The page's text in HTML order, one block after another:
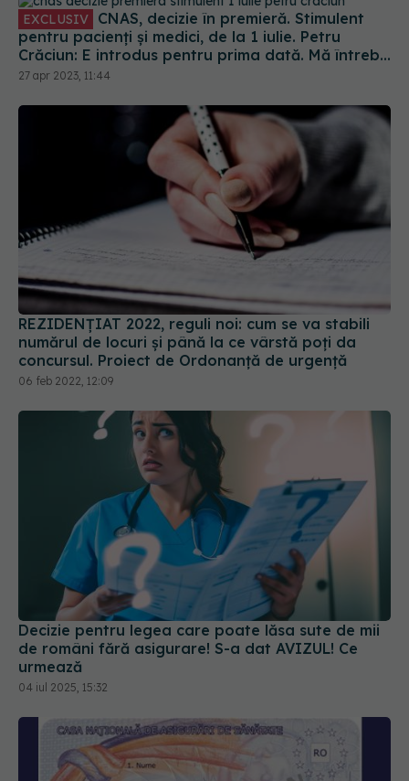
EXCLUSIV
pentru pacienți și medici, de la 1 iulie. Petru
Crăciun: E introdus pentru prima dată. Mă întreb
unde eram dacă luam acest stimulent în urmă cu
27 apr 2023, 11:44
REZIDENȚIAT 2022, reguli noi: cum se va stabili
numărul de locuri și până la ce vârstă poți da
concursul. Proiect de Ordonanță de urgență
06 feb 2022, 12:09
Decizie pentru legea care poate lăsa sute de mii
de români fără asigurare! S-a dat AVIZUL! Ce
urmează
04 iul 2025, 15:32